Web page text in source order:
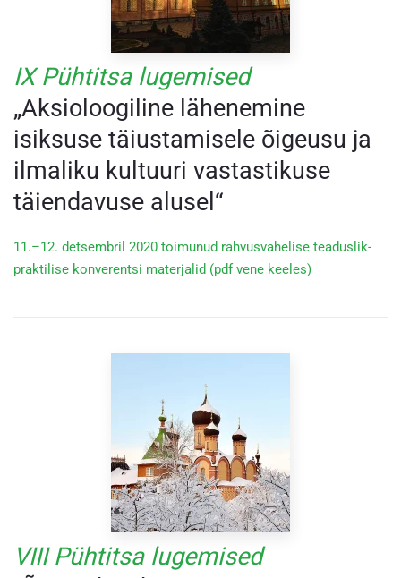
IX Pühtitsa lugemised
„Aksioloogiline lähenemine
isiksuse täiustamisele õigeusu ja
ilmaliku kultuuri vastastikuse
täiendavuse alusel“
11.–12. detsembril 2020 toimunud rahvusvahelise teaduslik-
praktilise konverentsi materjalid (pdf vene keeles)
VIII Pühtitsa lugemised